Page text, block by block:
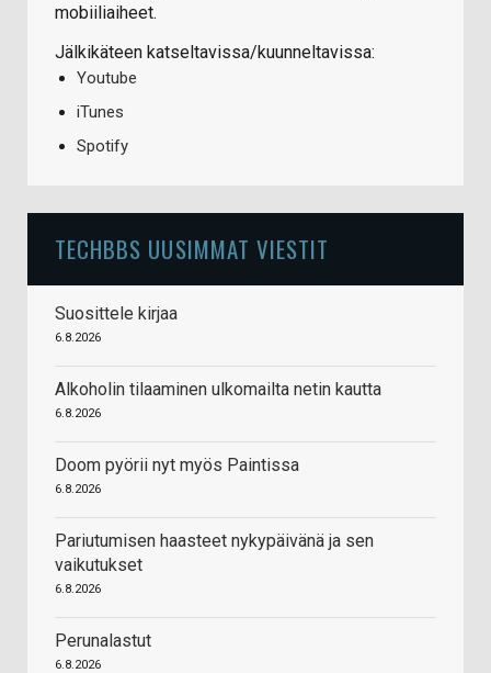
mobiiliaiheet.
Jälkikäteen katseltavissa/kuunneltavissa:
Youtube
iTunes
Spotify
TECHBBS UUSIMMAT VIESTIT
Suosittele kirjaa
6.8.2026
Alkoholin tilaaminen ulkomailta netin kautta
6.8.2026
Doom pyörii nyt myös Paintissa
6.8.2026
Pariutumisen haasteet nykypäivänä ja sen
vaikutukset
6.8.2026
Perunalastut
6.8.2026